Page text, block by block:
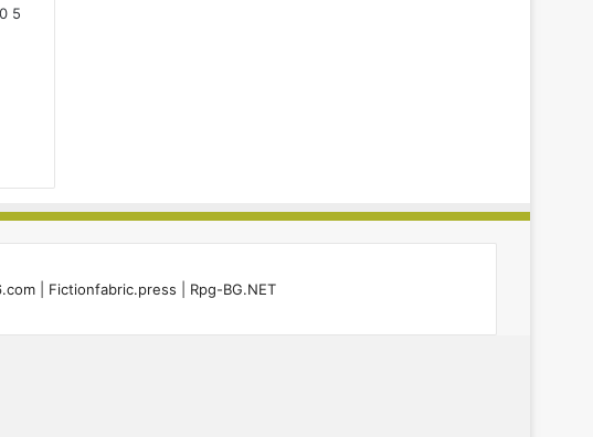
0 5
| Fictionfabric.press Rpg-BG.NET